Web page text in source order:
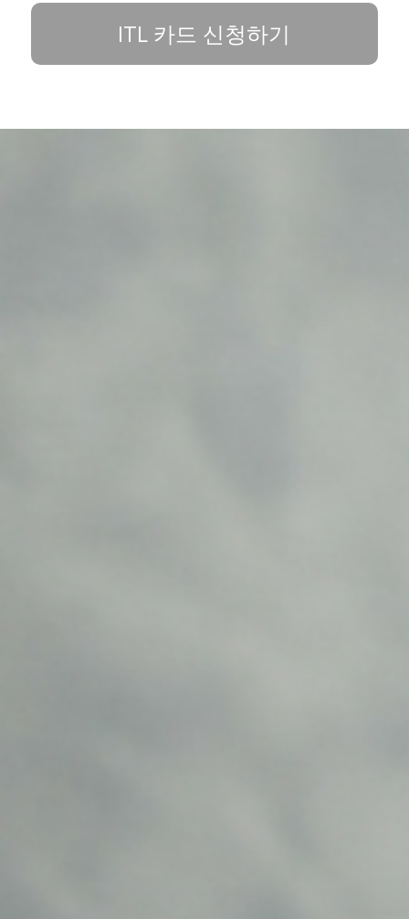
ITL 카드 신청하기